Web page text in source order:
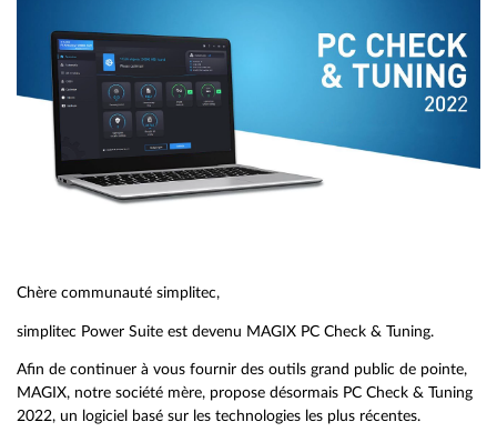
Chère communauté simplitec,
simplitec Power Suite est devenu MAGIX PC Check & Tuning.
Afin de continuer à vous fournir des outils grand public de pointe,
MAGIX, notre société mère, propose désormais PC Check & Tuning
2022, un logiciel basé sur les technologies les plus récentes.